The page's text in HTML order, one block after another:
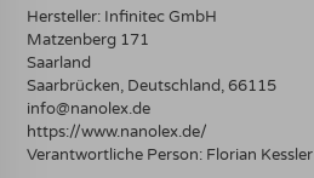
Hersteller: Infinitec GmbH
Matzenberg 171
Saarland
Saarbrücken, Deutschland, 66115
info@nanolex.de
https://www.nanolex.de/
Verantwortliche Person: Florian Kessler